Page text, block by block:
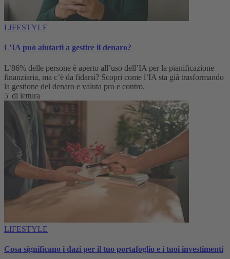
LIFESTYLE
L’IA può aiutarti a gestire il denaro?
L’86% delle persone è aperto all’uso dell’IA per la pianificazione
finanziaria, ma c’è da fidarsi? Scopri come l’IA sta già trasformando
la gestione del denaro e valuta pro e contro.
5' di lettura
LIFESTYLE
Cosa significano i dazi per il tuo portafoglio e i tuoi investimenti